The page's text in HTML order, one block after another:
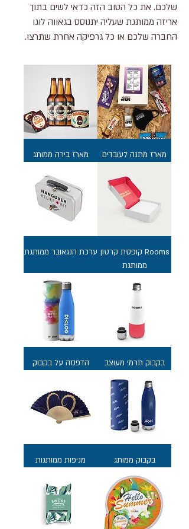
שלכם. את כל הטוב הזה כדאי לשים בתוך
אריזה ממותגת שעליה יתנוסס בגאווה לוגו
החברה שלכם או כל גרפיקה אחרת שתרצו.
מארז מתנה לעובדים מארז בירה ממותג
Rooms קופסת קרטון
ממותגת
ערכת הנגאובר ממותגת
בקבוק תרמי מעוצב הדפסה על בקבוק
בקבוק ממותג מניפות ממותגות